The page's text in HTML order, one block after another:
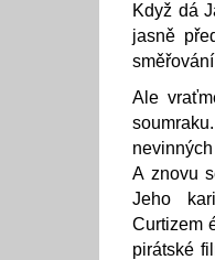
Když dá
jasně
Ale
A znovu
Jeho
Curtizem
pirátské